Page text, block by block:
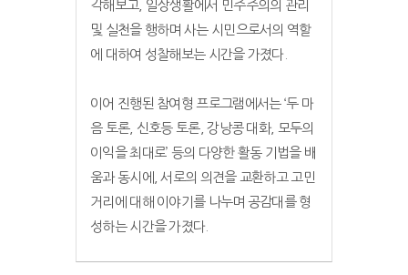
각해보고, 일상생활에서 민주주의의 관리
및 실천을 행하며 사는 시민으로서의 역할
에 대하여 성찰해보는 시간을 가졌다.
이어 진행된 참여형 프로그램에서는 ‘두 마
음 토론, 신호등 토론, 강낭콩 대화, 모두의
이익을 최대로’ 등의 다양한 활동 기법을 배
움과 동시에, 서로의 의견을 교환하고 고민
거리에 대해 이야기를 나누며 공감대를 형
성하는 시간을 가졌다.